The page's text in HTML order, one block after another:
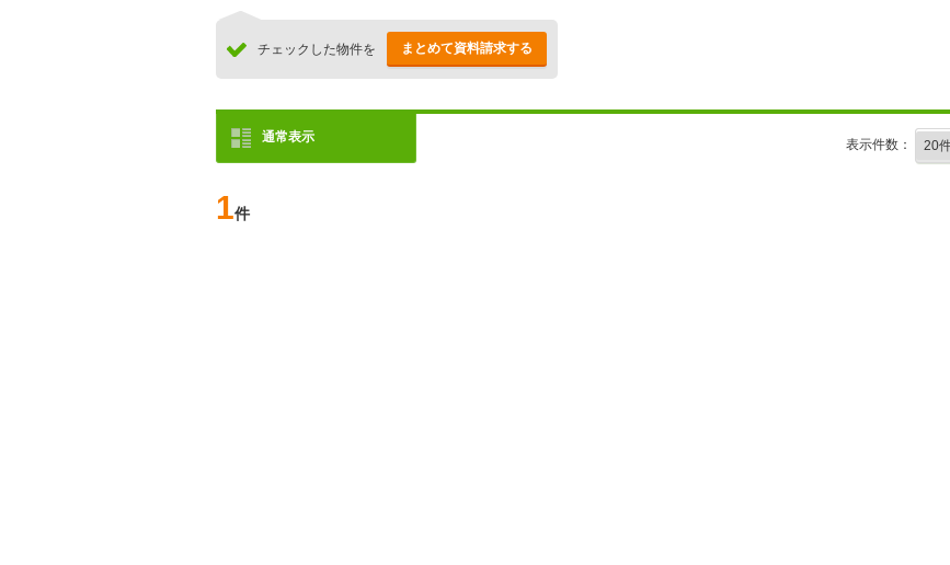
チェックした物件を まとめて資料請求する
通常表示 表示件数：
1件